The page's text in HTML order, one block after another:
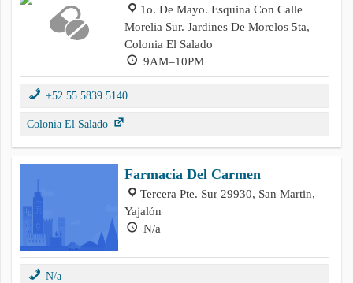
1o. De Mayo. Esquina Con Calle
Morelia Sur. Jardines De Morelos 5ta,
Colonia El Salado
9AM–10PM
+52 55 5839 5140
Colonia El Salado
Farmacia Del Carmen
Tercera Pte. Sur 29930, San Martin,
Yajalón
N/a
N/a